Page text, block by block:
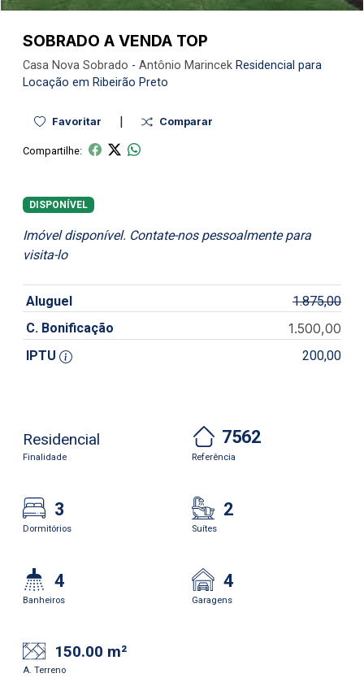
SOBRADO A VENDA TOP
Casa Nova Sobrado - Antônio Marincek Residencial para
Locação em Ribeirão Preto
Favoritar | Comparar
Compartilhe:
DISPONÍVEL
Imóvel disponível. Contate-nos pessoalmente para
visita-lo
Aluguel
1.875,00
C. Bonificação
1.500,00
IPTU 200,00
Residencial
Finalidade
7562
Referência
3
Dormitórios
2
Suítes
4
Banheiros
4
Garagens
150.00 m²
A. Terreno